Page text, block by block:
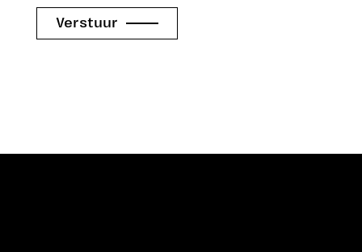
Verstuur